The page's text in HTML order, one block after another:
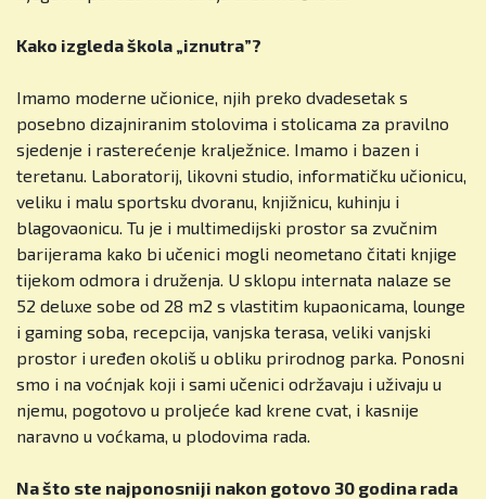
Kako izgleda škola „iznutra”?
Imamo moderne učionice, njih preko dvadesetak s
posebno dizajniranim stolovima i stolicama za pravilno
sjedenje i rasterećenje kralježnice. Imamo i bazen i
teretanu. Laboratorij, likovni studio, informatičku učionicu,
veliku i malu sportsku dvoranu, knjižnicu, kuhinju i
blagovaonicu. Tu je i multimedijski prostor sa zvučnim
barijerama kako bi učenici mogli neometano čitati knjige
tijekom odmora i druženja. U sklopu internata nalaze se
52 deluxe sobe od 28 m2 s vlastitim kupaonicama, lounge
i gaming soba, recepcija, vanjska terasa, veliki vanjski
prostor i uređen okoliš u obliku prirodnog parka. Ponosni
smo i na voćnjak koji i sami učenici održavaju i uživaju u
njemu, pogotovo u proljeće kad krene cvat, i kasnije
naravno u voćkama, u plodovima rada.
Na što ste najponosniji nakon gotovo 30 godina rada